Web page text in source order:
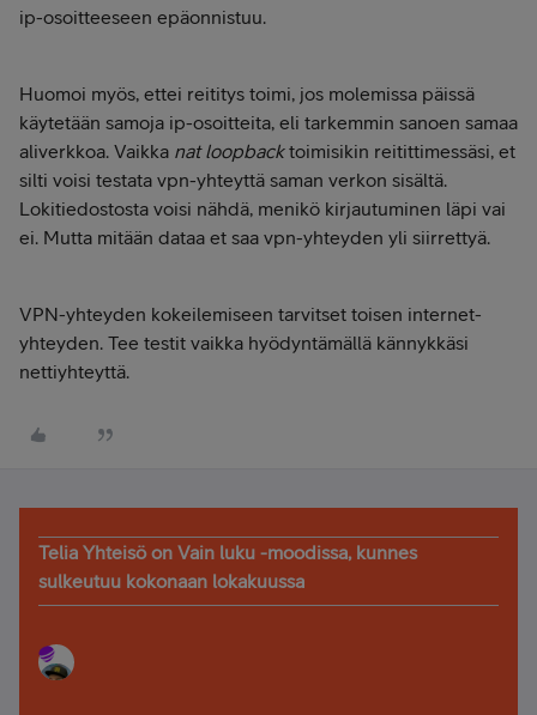
ip-osoitteeseen epäonnistuu.
Huomoi myös, ettei reititys toimi, jos molemissa päissä
käytetään samoja ip-osoitteita, eli tarkemmin sanoen samaa
aliverkkoa. Vaikka nat loopbacktoimisikin reitittimessäsi, et
silti voisi testata vpn-yhteyttä saman verkon sisältä.
Lokitiedostosta voisi nähdä, menikö kirjautuminen läpi vai
ei. Mutta mitään dataa et saa vpn-yhteyden yli siirrettyä.
VPN-yhteyden kokeilemiseen tarvitset toisen internet-
yhteyden. Tee testit vaikka hyödyntämällä kännykkäsi
nettiyhteyttä.
Telia Yhteisö on Vain luku -moodissa, kunnes
sulkeutuu kokonaan lokakuussa